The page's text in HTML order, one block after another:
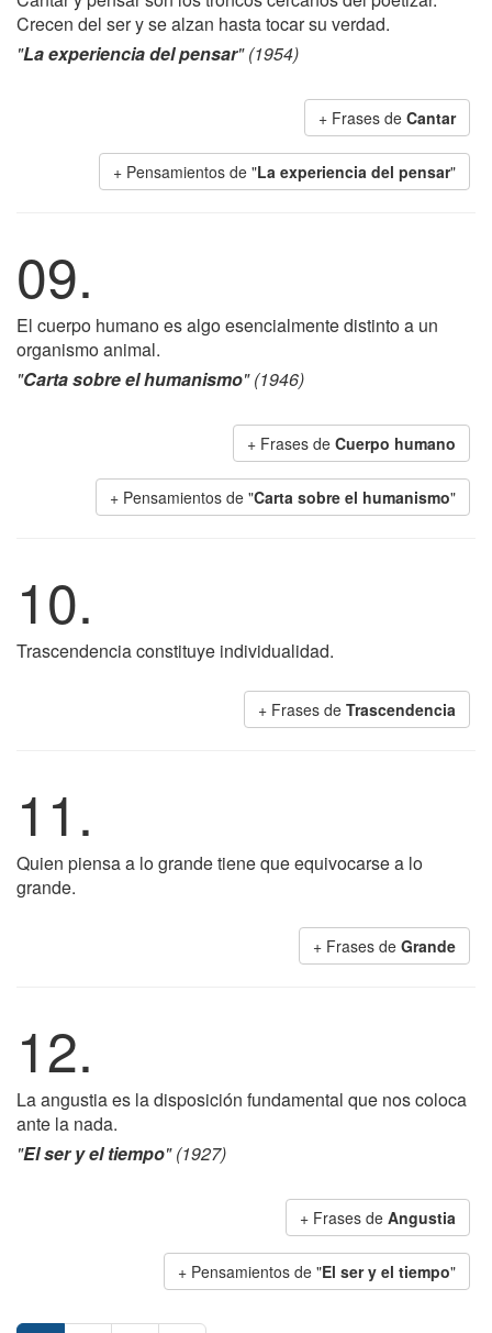
Crecen del ser y se alzan hasta tocar su verdad.
"La experiencia del pensar" (1954)
+ Frases de Cantar
+ Pensamientos de "La experiencia del pensar"
09.
El cuerpo humano es algo esencialmente distinto a un
organismo animal.
"Carta sobre el humanismo" (1946)
+ Frases de Cuerpo humano
+ Pensamientos de "Carta sobre el humanismo"
10.
Trascendencia constituye individualidad.
+ Frases de Trascendencia
11.
Quien piensa a lo grande tiene que equivocarse a lo
grande.
+ Frases de Grande
12.
La angustia es la disposición fundamental que nos coloca
ante la nada.
"El ser y el tiempo" (1927)
+ Frases de Angustia
+ Pensamientos de "El ser y el tiempo"